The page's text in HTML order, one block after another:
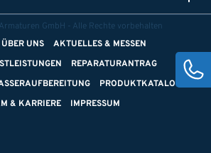
GmbH - Alle Rechte vorbehalten
ÜBER UNS
AKTUELLES & MESSEN
REPARATURANTRAG
PRODUKTKATALOGE
& KARRIERE
IMPRESSUM